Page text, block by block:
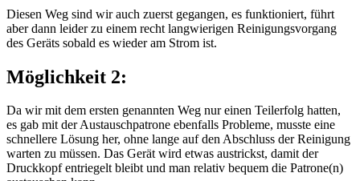
Diesen Weg sind wir auch zuerst gegangen, es funktioniert, führt
aber dann leider zu einem recht langwierigen Reinigungsvorgang
des Geräts sobald es wieder am Strom ist.
Möglichkeit 2:
Da wir mit dem ersten genannten Weg nur einen Teilerfolg hatten,
es gab mit der Austauschpatrone ebenfalls Probleme, musste eine
schnellere Lösung her, ohne lange auf den Abschluss der Reinigung
warten zu müssen. Das Gerät wird etwas austrickst, damit der
Druckkopf entriegelt bleibt und man relativ bequem die Patrone(n)